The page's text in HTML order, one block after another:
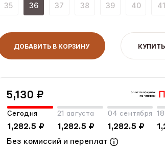
35 36 37 38 39 40 41
ДОБАВИТЬ В КОРЗИНУ
5,130 ₽
Сегодня
1,282.5 ₽
21 августа
1,282.5 ₽
04 сентября
1,282.5 ₽
Без комиссий и переплат